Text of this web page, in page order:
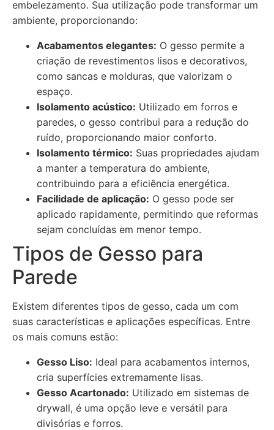
embelezamento. Sua utilização pode transformar um
ambiente, proporcionando:
Acabamentos elegantes: O gesso permite a
criação de revestimentos lisos e decorativos,
como sancas e molduras, que valorizam o
espaço.
Isolamento acústico: Utilizado em forros e
paredes, o gesso contribui para a redução do
ruído, proporcionando maior conforto.
Isolamento térmico: Suas propriedades ajudam
a manter a temperatura do ambiente,
contribuindo para a eficiência energética.
Facilidade de aplicação: O gesso pode ser
aplicado rapidamente, permitindo que reformas
sejam concluídas em menor tempo.
Tipos de Gesso para
Parede
Existem diferentes tipos de gesso, cada um com
suas características e aplicações específicas. Entre
os mais comuns estão:
Gesso Liso: Ideal para acabamentos internos,
cria superfícies extremamente lisas.
Gesso Acartonado: Utilizado em sistemas de
drywall, é uma opção leve e versátil para
divisórias e forros.